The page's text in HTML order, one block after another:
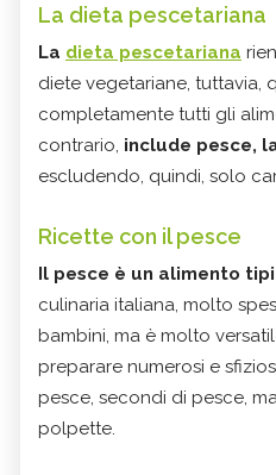
La dieta pescetariana
La dieta pescetariana
diete vegetariane, tuttavia,
completamente tutti gli
contrario, include pesce,
escludendo, quindi, solo
Ricette con il pesce
Il pesce è un alimento
culinaria italiana, molto
bambini, ma è molto
preparare numerosi e
pesce, secondi di pesce,
polpette.